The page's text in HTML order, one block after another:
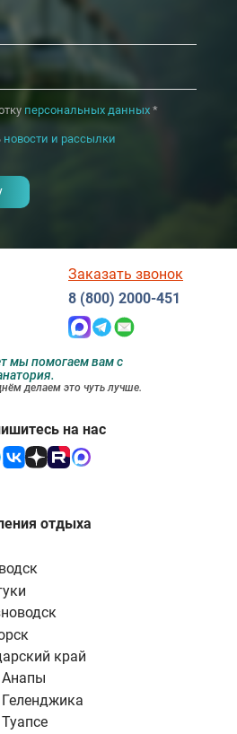
персональных данных*
новости и рассылки
на нас
мы помогаем вам с
делаем это чуть лучше.
Заказать звонок
8 (800) 2000-451
отдыха
край
Анапы